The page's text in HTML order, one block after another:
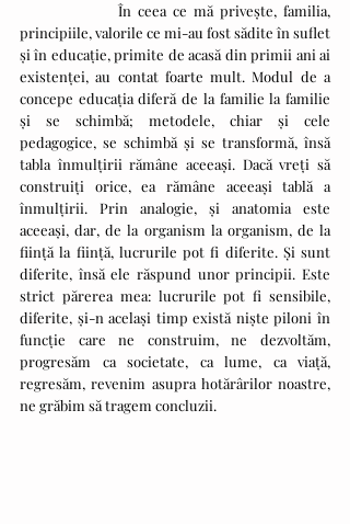
principiile, valorile ce mi-au fost sădite în suflet
și în educație, primite de acasă din primii ani ai
existenței, au contat foarte mult. Modul de a
concepe educația diferă de la familie la familie
și se schimbă; metodele, chiar și cele
pedagogice, se schimbă și se transformă, însă
tabla înmulțirii rămâne aceeași. Dacă vreți să
construiți orice, ea rămâne aceeași tablă a
înmulțirii. Prin analogie, și anatomia este
aceeași, dar, de la organism la organism, de la
ființă la ființă, lucrurile pot fi diferite. Și sunt
diferite, însă ele răspund unor principii. Este
strict părerea mea: lucrurile pot fi sensibile,
diferite, și-n același timp există niște piloni în
funcție care ne construim, ne dezvoltăm,
progresăm ca societate, ca lume, ca viață,
regresăm, revenim asupra hotărârilor noastre,
ne grăbim să tragem concluzii.